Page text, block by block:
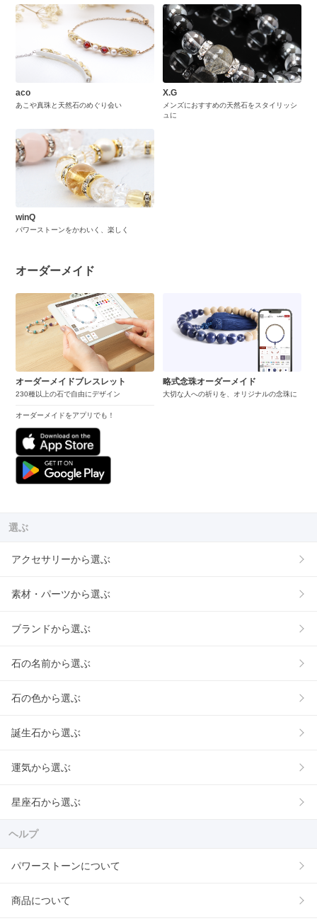
aco
あこや真珠と天然石のめぐり会い
X.G
メンズにおすすめの天然石をスタイリッシ
ュに
winQ
パワーストーンをかわいく、楽しく
オーダーメイド
オーダーメイドブレスレット
230種以上の石で自由にデザイン
オーダーメイドをアプリでも！
略式念珠オーダーメイド
大切な人への祈りを、オリジナルの念珠に
選ぶ
アクセサリーから選ぶ
素材・パーツから選ぶ
ブランドから選ぶ
石の名前から選ぶ
石の色から選ぶ
誕生石から選ぶ
運気から選ぶ
星座石から選ぶ
ヘルプ
パワーストーンについて
商品について